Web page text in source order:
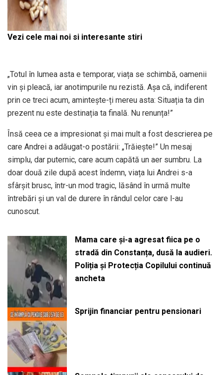
Vezi cele mai noi si interesante stiri
„Totul în lumea asta e temporar, viața se schimbă, oamenii
vin și pleacă, iar anotimpurile nu rezistă. Așa că, indiferent
prin ce treci acum, amintește-ți mereu asta: Situația ta din
prezent nu este destinația ta finală. Nu renunța!”
Însă ceea ce a impresionat și mai mult a fost descrierea pe
care Andrei a adăugat-o postării: „Trăiește!” Un mesaj
simplu, dar puternic, care acum capătă un aer sumbru. La
doar două zile după acest îndemn, viața lui Andrei s-a
sfârșit brusc, într-un mod tragic, lăsând în urmă multe
întrebări și un val de durere în rândul celor care l-au
cunoscut.
Mama care și-a agresat fiica pe o
stradă din Constanța, dusă la audieri.
Poliția și Protecția Copilului continuă
ancheta
Sprijin financiar pentru pensionari